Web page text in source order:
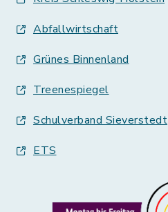
Abfallwirtschaft
Grünes Binnenland
Treenespiegel
Schulverband Sieverstedt
ETS